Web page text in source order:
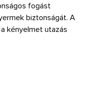
fogást
biztonságát. A
kényelmet utazás